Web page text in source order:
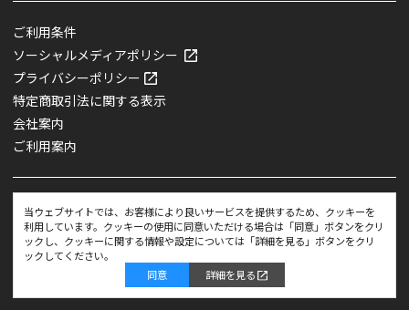
ご利用条件
ソーシャルメディアポリシー
プライバシーポリシー
特定商取引法に関する表示
会社案内
ご利用案内
COPYRIGHT @ TEIJIN AXIA CO.,LTD. ALL RIGHTS RESERVED.
当ウェブサイトでは、お客様により良いサービスを提供するため、クッキーを
利用しています。クッキーの使用に同意いただける場合は「同意」ボタンをクリ
ックし、クッキーに関する情報や設定については「詳細を見る」ボタンをクリ
ックしてください。
同意
詳細を見る